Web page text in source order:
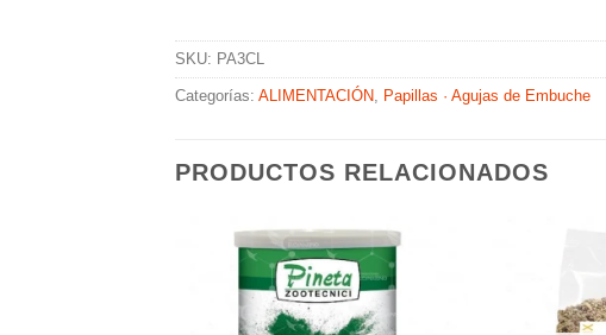
SKU: PA3CL
Categorías: ALIMENTACIÓN Papillas · Agujas de Embuche
PRODUCTOS RELACIONADOS